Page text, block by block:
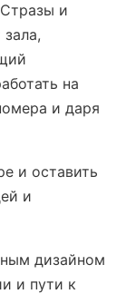
и
на
и даря
и оставить
и
дизайном
и пути к